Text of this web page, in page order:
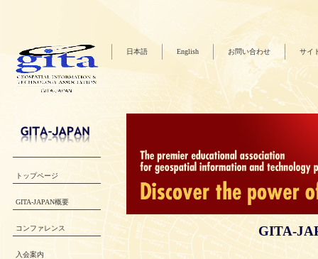
日本語 English お問い合わせ サイ
GITA-
トップページ
GITA-JAPAN概要
コンファレンス
入会案内